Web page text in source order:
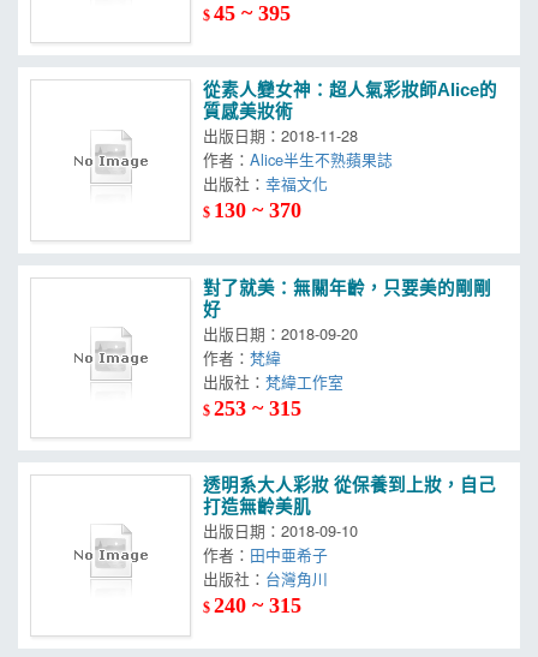
$45 ~ 395
從素人變女神：超人氣彩妝師Alice的
質感美妝術
出版日期：2018-11-28
作者：Alice半生不熟蘋果誌
出版社：
$ 130 ~ 370
對了就美：無關年齡，只要美的剛剛
好
出版日期：2018-09-20
作者：梵緯
出版社：
$253 ~ 315
透明系大人彩妝 從保養到上妝，自己
打造無齡美肌
出版日期：2018-09-10
作者： 田中亜希子
出版社：
$240 ~ 315